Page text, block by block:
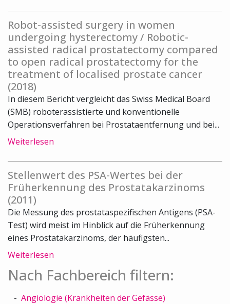
Robot-assisted surgery in women
undergoing hysterectomy / Robotic-
assisted radical prostatectomy compared
to open radical prostatectomy for the
treatment of localised prostate cancer
(2018)
In diesem Bericht vergleicht das Swiss Medical Board
(SMB) roboterassistierte und konventionelle
Operationsverfahren bei Prostataentfernung und bei...
Weiterlesen
Stellenwert des PSA-Wertes bei der
Früherkennung des Prostatakarzinoms
(2011)
Die Messung des prostataspezifischen Antigens (PSA-
Test) wird meist im Hinblick auf die Früherkennung
eines Prostatakarzinoms, der häufigsten...
Weiterlesen
Nach Fachbereich filtern:
Angiologie (Krankheiten der Gefässe)